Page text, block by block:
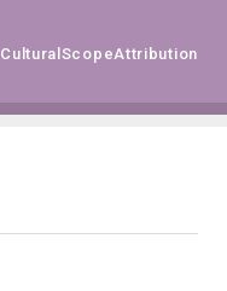
CulturalScopeAttribution